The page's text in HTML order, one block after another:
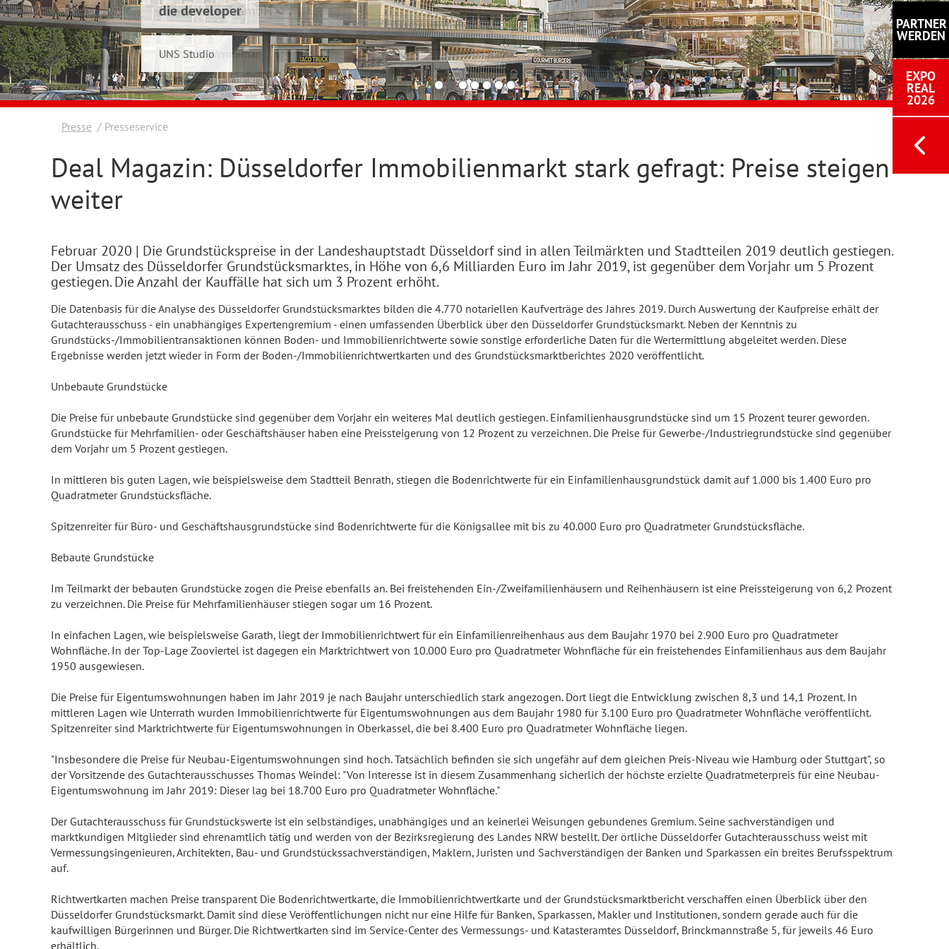
PARTNER
WERDEN
EXPO
REAL
2026
die developer
UNS Studio
Schwelmer7 GmbH
Konrad & Wennemar
Presse Presseservice
Deal Magazin: Düsseldorfer Immobilienmarkt stark gefragt: Preise steigen
weiter
Februar 2020 | Die Grundstückspreise in der Landeshauptstadt Düsseldorf sind in allen Teilmärkten und Stadtteilen 2019 deutlich gestiegen.
Der Umsatz des Düsseldorfer Grundstücksmarktes, in Höhe von 6,6 Milliarden Euro im Jahr 2019, ist gegenüber dem Vorjahr um 5 Prozent
gestiegen. Die Anzahl der Kauffälle hat sich um 3 Prozent erhöht.
Die Datenbasis für die Analyse des Düsseldorfer Grundstücksmarktes bilden die 4.770 notariellen Kaufverträge des Jahres 2019. Durch Auswertung der Kaufpreise erhält der
Gutachterausschuss - ein unabhängiges Expertengremium - einen umfassenden Überblick über den Düsseldorfer Grundstücksmarkt. Neben der Kenntnis zu
Grundstücks-/Immobilientransaktionen können Boden- und Immobilienrichtwerte sowie sonstige erforderliche Daten für die Wertermittlung abgeleitet werden. Diese
Ergebnisse werden jetzt wieder in Form der Boden-/Immobilienrichtwertkarten und des Grundstücksmarktberichtes 2020 veröffentlicht.
Unbebaute Grundstücke
Die Preise für unbebaute Grundstücke sind gegenüber dem Vorjahr ein weiteres Mal deutlich gestiegen. Einfamilienhausgrundstücke sind um 15 Prozent teurer geworden.
Grundstücke für Mehrfamilien- oder Geschäftshäuser haben eine Preissteigerung von 12 Prozent zu verzeichnen. Die Preise für Gewerbe-/Industriegrundstücke sind gegenüber
dem Vorjahr um 5 Prozent gestiegen.
In mittleren bis guten Lagen, wie beispielsweise dem Stadtteil Benrath, stiegen die Bodenrichtwerte für ein Einfamilienhausgrundstück damit auf 1.000 bis 1.400 Euro pro
Quadratmeter Grundstücksfläche.
Spitzenreiter für Büro- und Geschäftshausgrundstücke sind Bodenrichtwerte für die Königsallee mit bis zu 40.000 Euro pro Quadratmeter Grundstücksfläche.
Bebaute Grundstücke
Im Teilmarkt der bebauten Grundstücke zogen die Preise ebenfalls an. Bei freistehenden Ein-/Zweifamilienhäusern und Reihenhäusern ist eine Preissteigerung von 6,2 Prozent
zu verzeichnen. Die Preise für Mehrfamilienhäuser stiegen sogar um 16 Prozent.
In einfachen Lagen, wie beispielsweise Garath, liegt der Immobilienrichtwert für ein Einfamilienreihenhaus aus dem Baujahr 1970 bei 2.900 Euro pro Quadratmeter
Wohnfläche. In der Top-Lage Zooviertel ist dagegen ein Marktrichtwert von 10.000 Euro pro Quadratmeter Wohnfläche für ein freistehendes Einfamilienhaus aus dem Baujahr
1950 ausgewiesen.
Die Preise für Eigentumswohnungen haben im Jahr 2019 je nach Baujahr unterschiedlich stark angezogen. Dort liegt die Entwicklung zwischen 8,3 und 14,1 Prozent. In
mittleren Lagen wie Unterrath wurden Immobilienrichtwerte für Eigentumswohnungen aus dem Baujahr 1980 für 3.100 Euro pro Quadratmeter Wohnfläche veröffentlicht.
Spitzenreiter sind Marktrichtwerte für Eigentumswohnungen in Oberkassel, die bei 8.400 Euro pro Quadratmeter Wohnfläche liegen.
"Insbesondere die Preise für Neubau-Eigentumswohnungen sind hoch. Tatsächlich befinden sie sich ungefähr auf dem gleichen Preis-Niveau wie Hamburg oder Stuttgart", so
der Vorsitzende des Gutachterausschusses Thomas Weindel: "Von Interesse ist in diesem Zusammenhang sicherlich der höchste erzielte Quadratmeterpreis für eine Neubau-
Eigentumswohnung im Jahr 2019: Dieser lag bei 18.700 Euro pro Quadratmeter Wohnfläche."
Der Gutachterausschuss für Grundstückswerte ist ein selbständiges, unabhängiges und an keinerlei Weisungen gebundenes Gremium. Seine sachverständigen und
marktkundigen Mitglieder sind ehrenamtlich tätig und werden von der Bezirksregierung des Landes NRW bestellt. Der örtliche Düsseldorfer Gutachterausschuss weist mit
Vermessungsingenieuren, Architekten, Bau- und Grundstückssachverständigen, Maklern, Juristen und Sachverständigen der Banken und Sparkassen ein breites Berufsspektrum
auf.
Richtwertkarten machen Preise transparent Die Bodenrichtwertkarte, die Immobilienrichtwertkarte und der Grundstücksmarktbericht verschaffen einen Überblick über den
Düsseldorfer Grundstücksmarkt. Damit sind diese Veröffentlichungen nicht nur eine Hilfe für Banken, Sparkassen, Makler und Institutionen, sondern gerade auch für die
kaufwilligen Bürgerinnen und Bürger. Die Richtwertkarten sind im Service-Center des Vermessungs- und Katasteramtes Düsseldorf, Brinckmannstraße 5, für jeweils 46 Euro
erhältlich.